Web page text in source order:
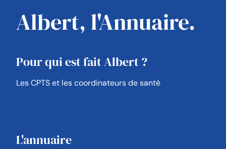
Albert, l'Annuaire.
Pour qui est fait Albert ?
Les CPTS et les coordinateurs de santé
L'annuaire